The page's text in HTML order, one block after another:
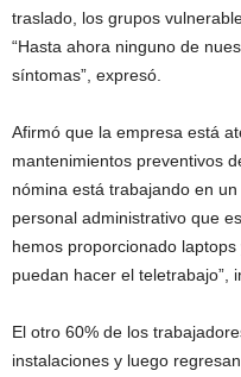
traslado, los grupos
“Hasta ahora ninguno de
síntomas”, expresó.
Afirmó que la empresa está
mantenimientos preventivos
nómina está trabajando en
personal administrativo que
hemos proporcionado
puedan hacer el teletrabajo”,
El otro 60% de los
instalaciones y luego